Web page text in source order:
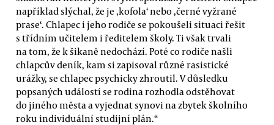
například slýchal, že je ‚kofola‘ nebo ‚černé vyžrané
prase‘. Chlapec i jeho rodiče se pokoušeli situaci řešit
s třídním učitelem i ředitelem školy. Ti však trvali
na tom, že k šikaně nedochází. Poté co rodiče našli
chlapcův deník, kam si zapisoval různé rasistické
urážky, se chlapec psychicky zhroutil. V důsledku
popsaných událostí se rodina rozhodla odstěhovat
do jiného města a vyjednat synovi na zbytek školního
roku individuální studijní plán.“